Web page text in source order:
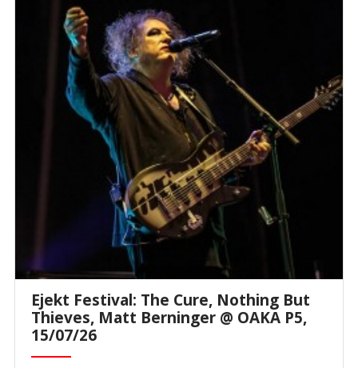
Ejekt Festival: The Cure, Nothing But
Thieves, Matt Berninger @ ΟΑΚΑ P5,
15/07/26